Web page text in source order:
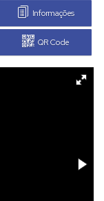
Informações
QR Code